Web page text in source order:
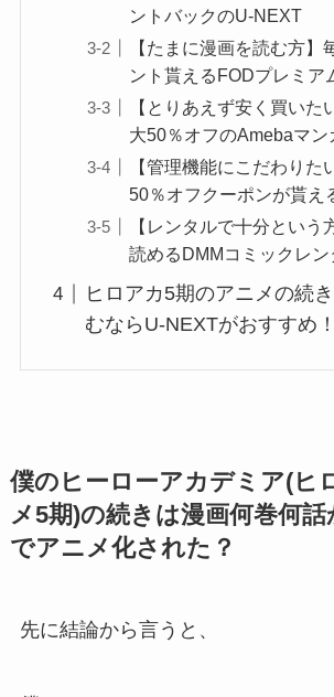
ントバックのU-NEXT
【たまに漫画を読む方】
ント貰えるFODプレミア
【とりあえず安く買いた
大50％オフのAmebaマン
【管理機能にこだわりた
50％オフクーポンが貰え
【レンタルで十分という
読めるDMMコミックレン
ヒロアカ5期のアニメの続
むならU-NEXTがおすすめ！
僕のヒーローアカデミア(ヒ
メ5期)の続きは漫画何巻何
でアニメ化された？
先に結論から言うと、